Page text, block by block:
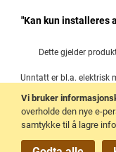
Vi bruker
overholde den nye e-
samtykke til å lagre
"Kan kun installeres
Dette gjelder
Unntatt er bl.a. elektrisk